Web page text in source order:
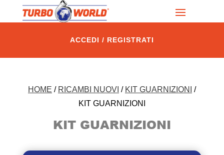
ACCEDI / REGISTRATI
HOME / RICAMBI NUOVI / KIT GUARNIZIONI
/
KIT GUARNIZIONI
KIT GUARNIZIONI